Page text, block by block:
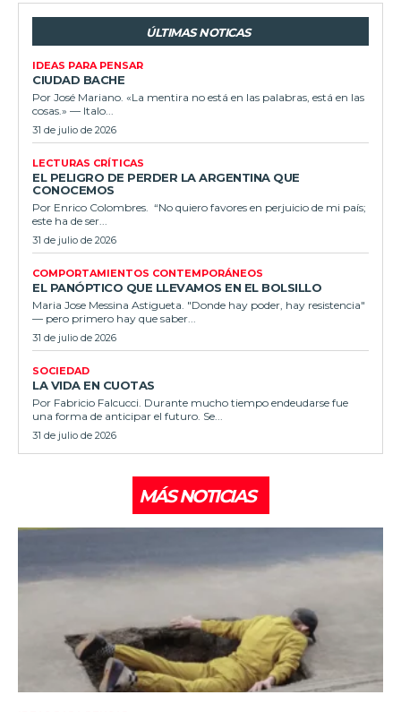
ÚLTIMAS NOTICAS
IDEAS PARA PENSAR
CIUDAD BACHE
Por José Mariano. «La mentira no está en las palabras, está en las
cosas.» — Italo...
31 de julio de 2026
LECTURAS CRÍTICAS
EL PELIGRO DE PERDER LA ARGENTINA QUE
CONOCEMOS
Por Enrico Colombres. “No quiero favores en perjuicio de mi país;
este ha de ser...
31 de julio de 2026
COMPORTAMIENTOS CONTEMPORÁNEOS
EL PANÓPTICO QUE LLEVAMOS EN EL BOLSILLO
Maria Jose Messina Astigueta. "Donde hay poder, hay resistencia"
— pero primero hay que saber...
31 de julio de 2026
SOCIEDAD
LA VIDA EN CUOTAS
Por Fabricio Falcucci. Durante mucho tiempo endeudarse fue
una forma de anticipar el futuro. Se...
31 de julio de 2026
MÁS NOTICIAS